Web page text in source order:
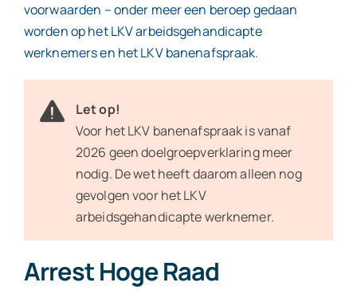
voorwaarden – onder meer een beroep gedaan
worden op het LKV arbeidsgehandicapte
werknemers en het LKV banenafspraak.
Let op!
Voor het LKV banenafspraak is vanaf
2026 geen doelgroepverklaring meer
nodig. De wet heeft daarom alleen nog
gevolgen voor het LKV
arbeidsgehandicapte werknemer.
Arrest Hoge Raad